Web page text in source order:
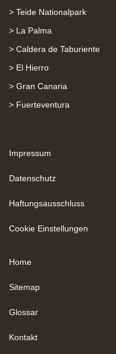
> Teide Nationalpark
> La Palma
> Caldera de Taburiente
> El Hierro
> Gran Canaria
> Fuerteventura
Impressum
Datenschutz
Haftungsausschluss
Cookie Einstellungen
Home
Sitemap
Glossar
Kontakt